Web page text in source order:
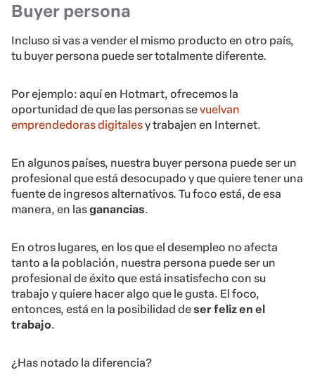
Buyer persona
Incluso si vas a vender el mismo producto en otro país,
tu buyer persona puede ser totalmente diferente.
Por ejemplo: aquí en Hotmart, ofrecemos la
oportunidad de que las personas sevuelvan
emprendedoras digitalesy trabajen en Internet.
En algunos países, nuestra buyer persona puede ser un
profesional que está desocupado y que quiere tener una
fuente de ingresos alternativos. Tu foco está, de esa
manera, en lasganancias.
En otros lugares, en los que el desempleo no afecta
tanto a la población, nuestra persona puede ser un
profesional de éxito que está insatisfecho con su
trabajo y quiere hacer algo que le gusta. El foco,
entonces, está en la posibilidad deser feliz en el
trabajo.
¿Has notado la diferencia?